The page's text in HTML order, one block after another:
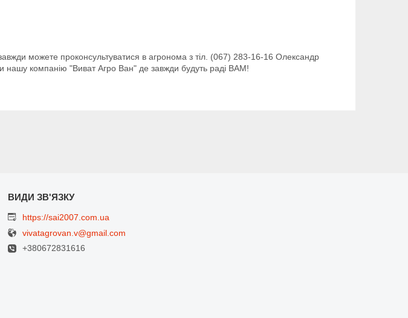
можете проконсультуватися в агронома з тіл. (067) 283-16-16 Олександр
нашу компанію "Виват Агро Ван" де завжди будуть раді ВАМ!
https://sai2007.com.ua
vivatagrovan.v@gmail.com
+380672831616